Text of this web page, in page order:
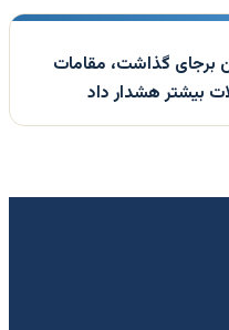
برجای گذاشت، مقامات
بیشتر هشدار داد